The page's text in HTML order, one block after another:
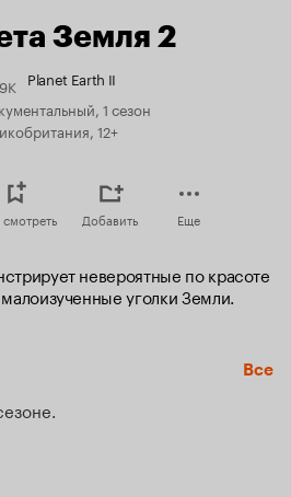
Земля 2
9K Planet Earth II
1 сезон
12+
смотреть Добавить Еще
невероятные по красоте
уголки Земли.
Все